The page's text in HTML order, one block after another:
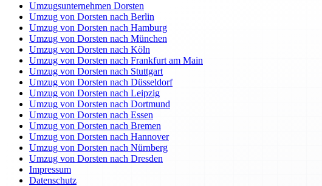
Umzugsunternehmen Dorsten
Umzug von Dorsten nach Berlin
Umzug von Dorsten nach Hamburg
Umzug von Dorsten nach München
Umzug von Dorsten nach Köln
Umzug von Dorsten nach Frankfurt am Main
Umzug von Dorsten nach Stuttgart
Umzug von Dorsten nach Düsseldorf
Umzug von Dorsten nach Leipzig
Umzug von Dorsten nach Dortmund
Umzug von Dorsten nach Essen
Umzug von Dorsten nach Bremen
Umzug von Dorsten nach Hannover
Umzug von Dorsten nach Nürnberg
Umzug von Dorsten nach Dresden
Impressum
Datenschutz